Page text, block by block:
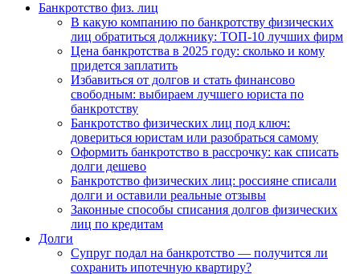
Банкротство физ. лиц
В какую компанию по банкротству физических
лиц обратиться должнику: ТОП-10 лучших фирм
Цена банкротства в 2025 году: сколько и кому
придется заплатить
Избавиться от долгов и стать финансово
свободным: выбираем лучшего юриста по
банкротству
Банкротство физических лиц под ключ:
довериться юристам или разобраться самому
Оформить банкротство в рассрочку: как списать
долги дешево
Банкротство физических лиц: россияне списали
долги и оставили реальные отзывы
Законные способы списания долгов физических
лиц по кредитам
Долги
Супруг подал на банкротство — получится ли
сохранить ипотечную квартиру?